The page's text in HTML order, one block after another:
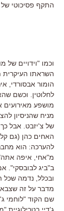
התקף פסיכוטי
וכמו "וידויים
השראתו העיקרית
הומור אבסורדי,
לחלוטין. וכשם
מושפע מאירועים
מניח שהניסיון
של צ'יזבט. אבל
האחים כהן (גם
להערכה: הוא
ב"ביג לבובסקי".
ובכלל, נדמה שכל
מדבר על זה שצבא
שם הקוד "לוחמי